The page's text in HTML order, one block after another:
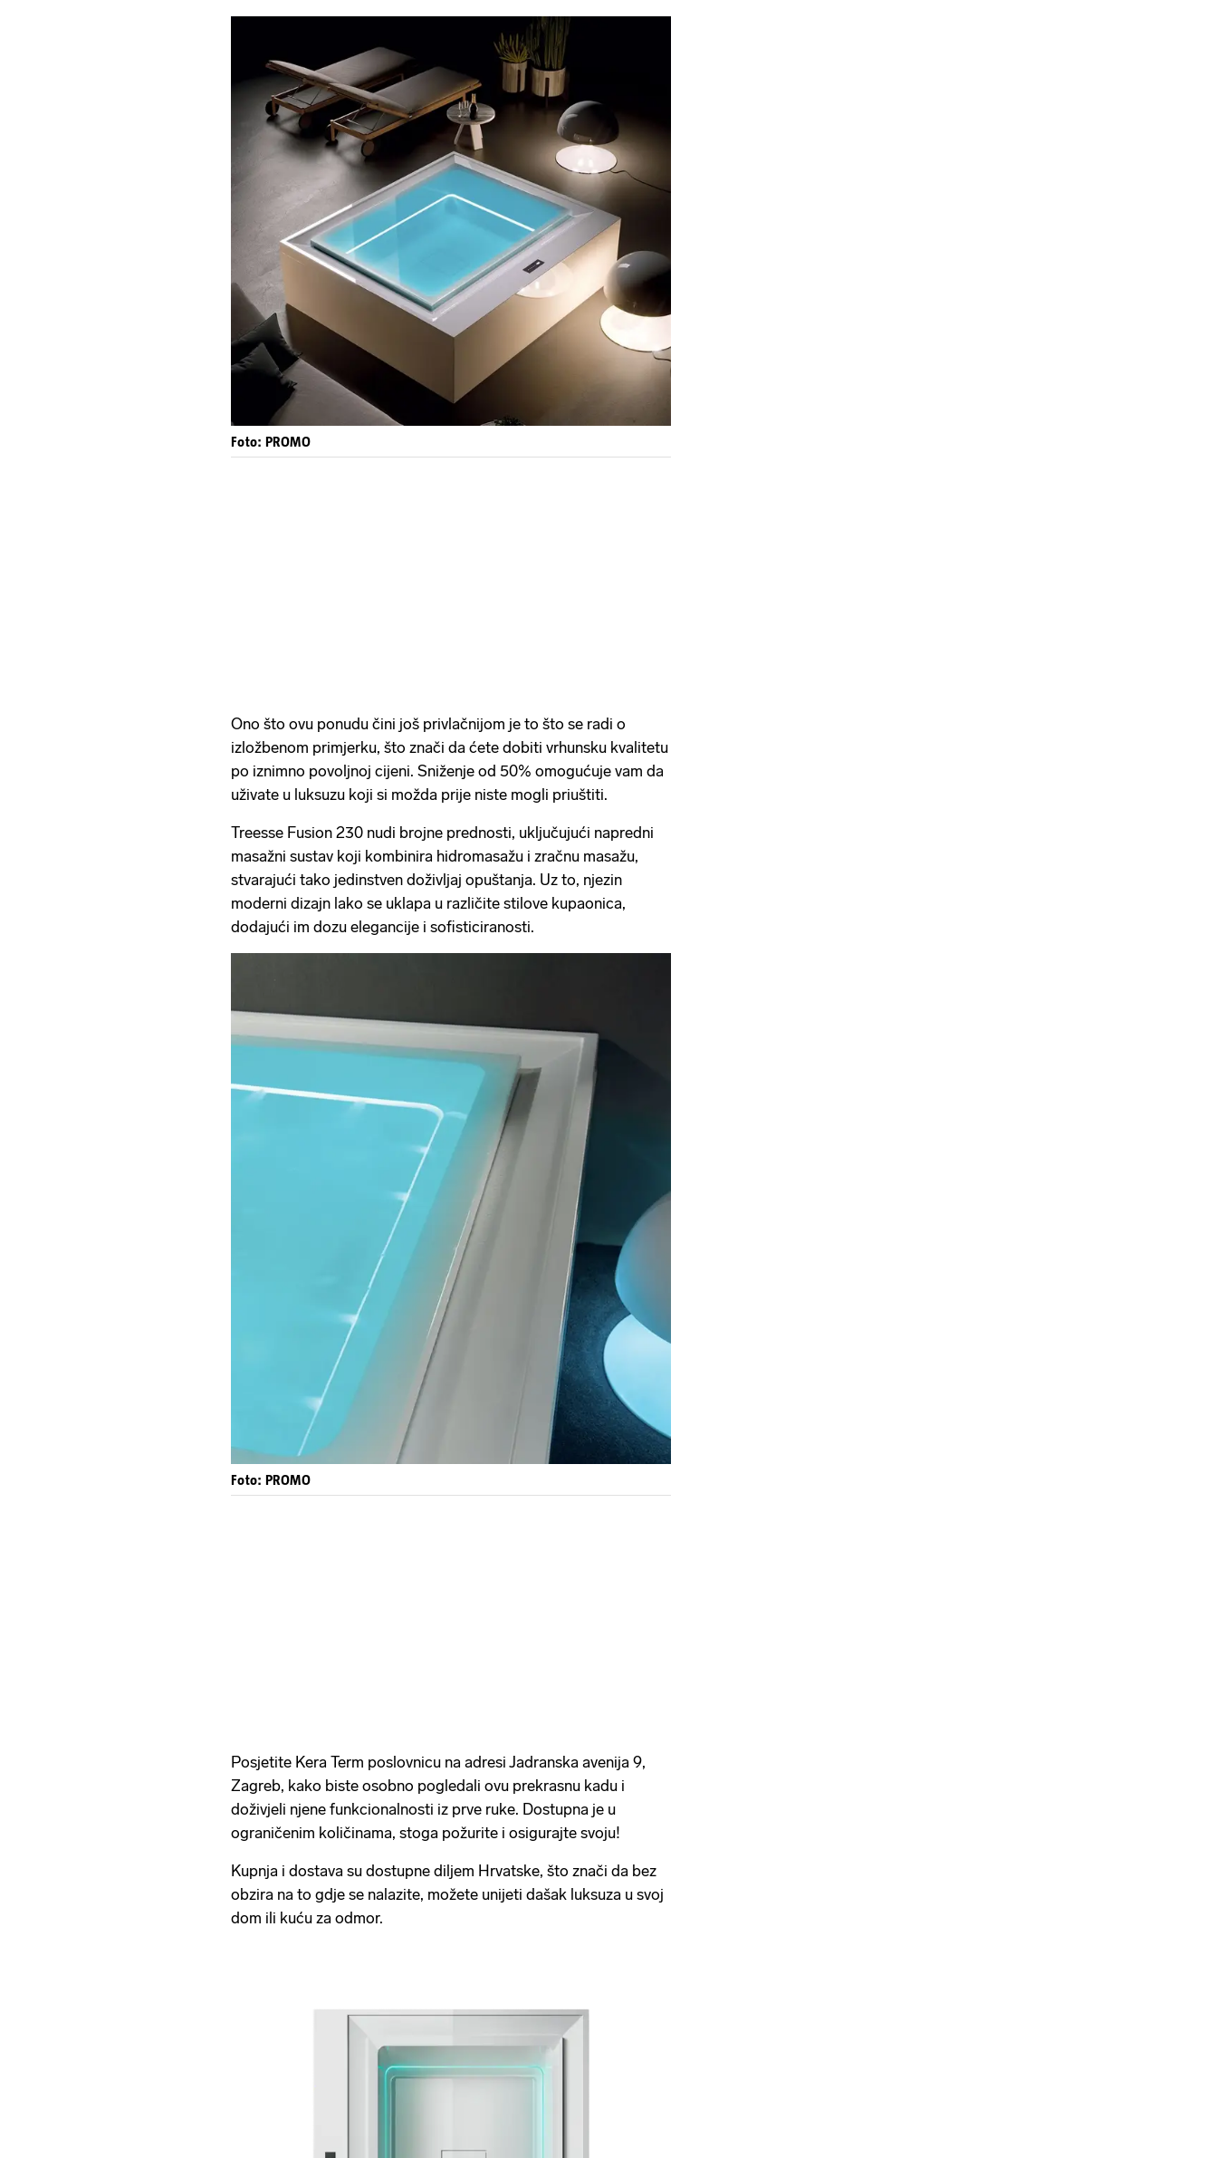
Foto: PROMO
Ono što ovu ponudu čini još privlačnijom je to što se radi o
izložbenom primjerku, što znači da ćete dobiti vrhunsku kvalitetu
po iznimno povoljnoj cijeni. Sniženje od 50% omogućuje vam da
uživate u luksuzu koji si možda prije niste mogli priuštiti.
Treesse Fusion 230 nudi brojne prednosti, uključujući napredni
masažni sustav koji kombinira hidromasažu i zračnu masažu,
stvarajući tako jedinstven doživljaj opuštanja. Uz to, njezin
moderni dizajn lako se uklapa u različite stilove kupaonica,
dodajući im dozu elegancije i sofisticiranosti.
Foto: PROMO
Posjetite Kera Term poslovnicu na adresi Jadranska avenija 9,
Zagreb, kako biste osobno pogledali ovu prekrasnu kadu i
doživjeli njene funkcionalnosti iz prve ruke. Dostupna je u
ograničenim količinama, stoga požurite i osigurajte svoju!
Kupnja i dostava su dostupne diljem Hrvatske, što znači da bez
obzira na to gdje se nalazite, možete unijeti dašak luksuza u svoj
dom ili kuću za odmor.